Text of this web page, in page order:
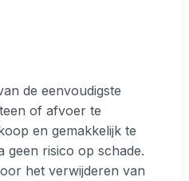
de eenvoudigste
of afvoer te
en gemakkelijk te
geen risico op schade.
het verwijderen van